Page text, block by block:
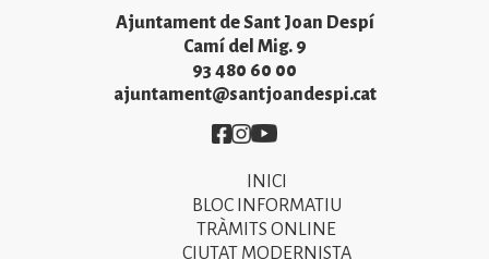
Ajuntament de Sant Joan Despí
Camí del Mig. 9
93 480 60 00
ajuntament@santjoandespi.cat
Imatge
Imatge
Imatge
INICI
BLOC INFORMATIU
TRÀMITS ONLINE
CIUTAT MODERNISTA